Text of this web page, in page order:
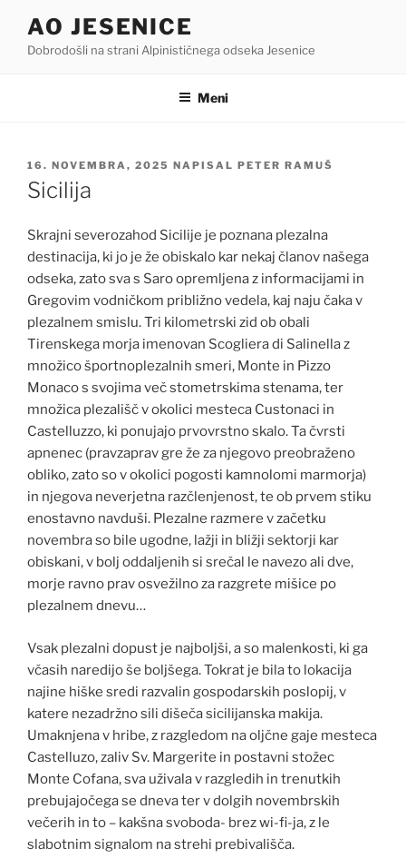
vsebino
AO JESENICE
Dobrodošli na strani Alpinističnega odseka Jesenice
Meni
OBJAVLJENO
DNE
16. NOVEMBRA, 2025 NAPISAL PETER RAMUŠ
Sicilija
Skrajni severozahod Sicilije je poznana plezalna
destinacija, ki jo je že obiskalo kar nekaj članov našega
odseka, zato sva s Saro opremljena z informacijami in
Gregovim vodničkom približno vedela, kaj naju čaka v
plezalnem smislu. Tri kilometrski zid ob obali
Tirenskega morja imenovan Scogliera di Salinella z
množico športnoplezalnih smeri, Monte in Pizzo
Monaco s svojima več stometrskima stenama, ter
množica plezališč v okolici mesteca Custonaci in
Castelluzzo, ki ponujajo prvovrstno skalo. Ta čvrsti
apnenec (pravzaprav gre že za njegovo preobraženo
obliko, zato so v okolici pogosti kamnolomi marmorja)
in njegova neverjetna razčlenjenost, te ob prvem stiku
enostavno navduši. Plezalne razmere v začetku
novembra so bile ugodne, lažji in bližji sektorji kar
obiskani, v bolj oddaljenih si srečal le navezo ali dve,
morje ravno prav osvežilno za razgrete mišice po
plezalnem dnevu…
Vsak plezalni dopust je najboljši, a so malenkosti, ki ga
včasih naredijo še boljšega. Tokrat je bila to lokacija
najine hiške sredi razvalin gospodarskih poslopij, v
katere nezadržno sili dišeča sicilijanska makija.
Umaknjena v hribe, z razgledom na oljčne gaje mesteca
Castelluzo, zaliv Sv. Margerite in postavni stožec
Monte Cofana, sva uživala v razgledih in trenutkih
prebujajočega se dneva ter v dolgih novembrskih
večerih in to – kakšna svoboda- brez wi-fi-ja, z le
slabotnim signalom na strehi prebivališča.